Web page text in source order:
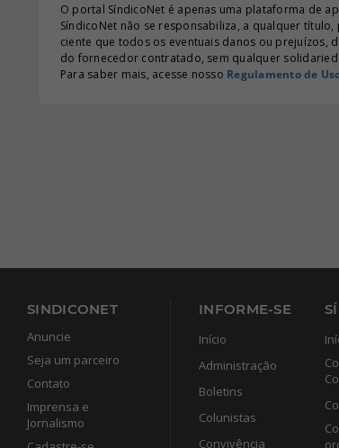
O portal SíndicoNet é apenas uma plataforma de
SíndicoNet não se responsabiliza, a qualquer
ciente que todos os eventuais danos ou prejuízos,
do fornecedor contratado, sem qualquer
Para saber mais, acesse nosso Regulamento de
SINDICONET
Anuncie
Seja um parceiro
Contato
Imprensa e
Jornalismo
INFORME-SE
Início
Administração
Boletins
Colunistas
Convivência